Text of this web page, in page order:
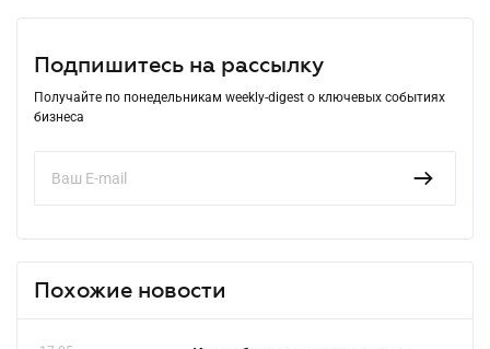
Подпишитесь на рассылку
Получайте по понедельникам weekly-digest о ключевых событиях
бизнеса
Похожие новости